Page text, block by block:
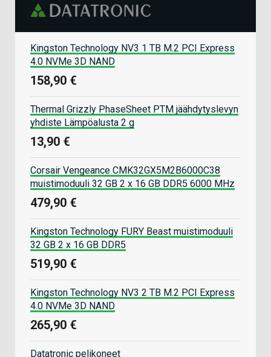
Kingston Technology NV3 1 TB M.2 PCI Express
4.0 NVMe 3D NAND
158,90 €
Thermal Grizzly PhaseSheet PTM jäähdytyslevyn
yhdiste Lämpöalusta 2 g
13,90 €
Corsair Vengeance CMK32GX5M2B6000C38
muistimoduuli 32 GB 2 x 16 GB DDR5 6000 MHz
479,90 €
Kingston Technology FURY Beast muistimoduuli
32 GB 2 x 16 GB DDR5
519,90 €
Kingston Technology NV3 2 TB M.2 PCI Express
4.0 NVMe 3D NAND
265,90 €
Datatronic pelikoneet